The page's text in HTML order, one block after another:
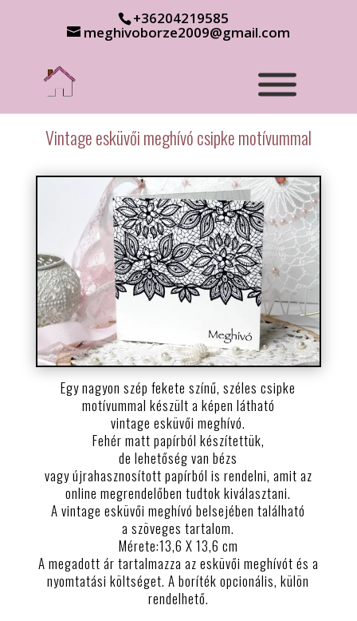
+36204219585
meghivoborze2009@gmail.com
Vintage esküvői meghívó csipke motívummal
Egy nagyon szép fekete színű, széles csipke
motívummal készült a képen látható
vintage esküvői meghívó.
Fehér matt papírból készítettük,
de lehetőség van bézs
vagy újrahasznosított papírból is rendelni, amit az
online megrendelőben tudtok kiválasztani.
A vintage esküvői meghívó belsejében található
a szöveges tartalom.
Mérete:13,6 X 13,6 cm
A megadott ár tartalmazza az esküvői meghívót és a
nyomtatási költséget. A boríték opcionális, külön
rendelhető.